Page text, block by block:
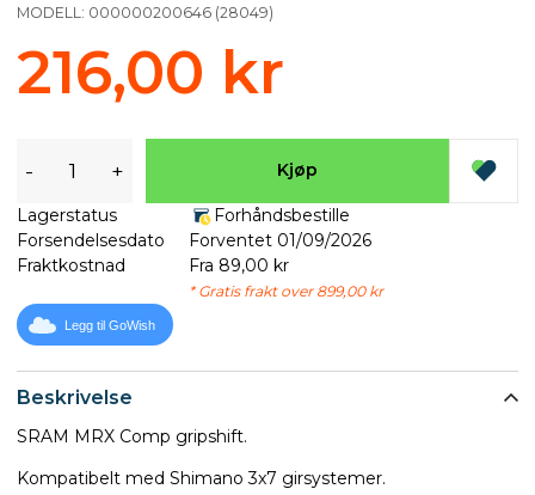
Beskrivelse
SRAM MRX Comp gripshift.
Kompatibelt med Shimano 3x7 girsystemer.
MODELL: 000000200646 (28049)
216,00 kr
- + Kjøp
Lagerstatus
Forhåndsbestille
Forsendelsesdato
Forventet 01/09/2026
Fraktkostnad
Fra 89,00 kr
* Gratis frakt over 899,00 kr
Legg til GoWish